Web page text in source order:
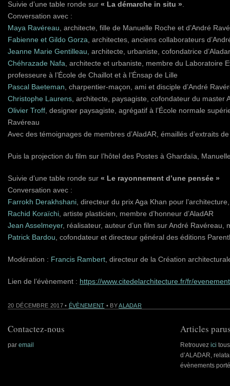
Suivie d’une table ronde sur « La démarche in situ »
Conversation avec :
Maya Ravéreau , architecte, fille de Manuelle Roche et d’André
Fabienne et Gildo Gorza , architectes, anciens collaborateurs
Jeanne Marie Gentilleau, architecte, urbaniste, cofondatrice d’Aladar
Chéhrazade Nafa , architecte et urbaniste, membre du Laboratoire
professeure à l’École de Chaillot et à l’Énsap de Lille
Pascal Baeteman , charpentier-maçon, ami et disciple d’André
Christophe Laurens , architecte, paysagiste, cofondateur du
Olivier Troff , designer paysagiste, agrégatif à l’École normale
Ravéreau
Avec des témoignages de membres d’AladAR, émaillés d’extraits
Puis la projection du film sur l’hôtel des Postes à Ghardaïa,
Suivie d’une table ronde sur « Le rayonnement d’une pensée »
Conversation avec :
Farrokh Derakhshani , directeur du prix Aga Khan pour
Rachid Koraïchi , artiste plasticien, membre d’honneur d’AladAR
Jean Asselmeyer, réalisateur, auteur d’un film sur André Ravéreau,
Patrick Bardou , cofondateur et directeur général des éditions
Modération : Francis Rambert , directeur de la Création
Lien de l’évènement : https://www.citedelarchitecture.fr/fr/
20 DÉCEMBRE 2017• ÉVÈNEMENT • BYALADAR
Contactez-nous
par email
Articles
Retrouvez ici
d’ALADAR,
évènements